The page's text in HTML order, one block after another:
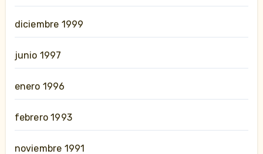
diciembre 1999
junio 1997
enero 1996
febrero 1993
noviembre 1991